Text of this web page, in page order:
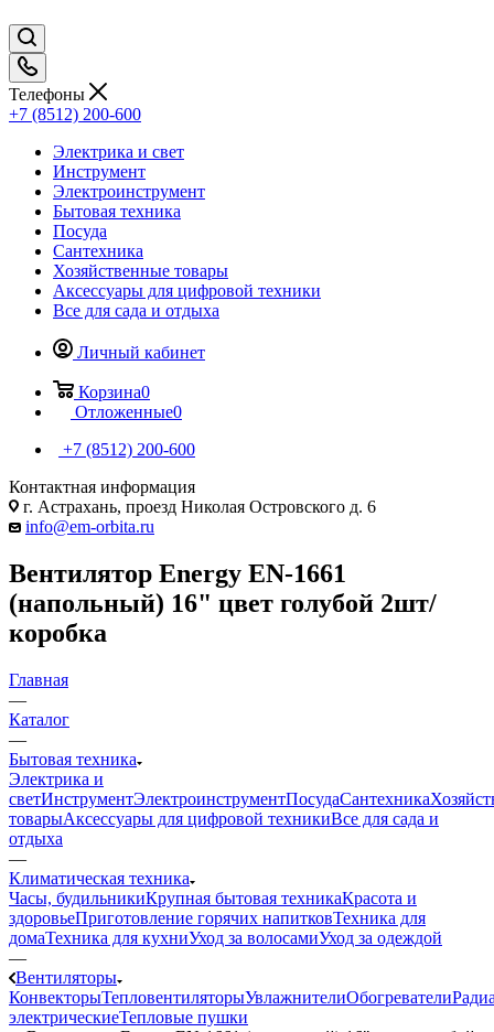
Телефоны
+7 (8512) 200-600
Электрика и свет
Инструмент
Электроинструмент
Бытовая техника
Посуда
Сантехника
Хозяйственные товары
Аксессуары для цифровой техники
Все для сада и отдыха
Личный кабинет
Корзина0
Отложенные0
+7 (8512) 200-600
Контактная информация
г. Астрахань, проезд Николая Островского д. 6
info@em-orbita.ru
Вентилятор Energy EN-1661
(напольный) 16" цвет голубой 2шт/
коробка
Главная
—
Каталог
—
Бытовая техника
Электрика и
светИнструментЭлектроинструментПосудаСантехника
товарыАксессуары для цифровой техникиВсе для сада и
отдыха
—
Климатическая техника
Часы, будильникиКрупная бытовая техникаКрасота и
здоровьеПриготовление горячих напитковТехника для
домаТехника для кухниУход за волосамиУход за одеждой
—
Вентиляторы
КонвекторыТепловентиляторыУвлажнителиОбогреватели
электрическиеТепловые пушки